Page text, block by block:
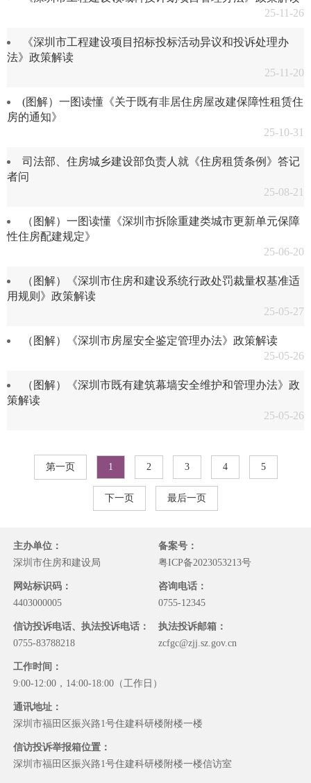
25-11-26
《深圳市工程建设项目招标投标活动异议和投诉处理办
法》政策解读
25-11-20
(图解）一图读懂《关于既有非居住房屋改建保障性租赁住
房的通知》
25-10-31
司法部、住房城乡建设部负责人就《住房租赁条例》答记
者问
25-08-21
（图解）一图读懂《深圳市拆除重建类城市更新单元保障
性住房配建规定》
25-06-20
（图解）《深圳市住房和建设系统行政处罚裁量权基准适
用规则》政策解读
25-05-27
（图解）《深圳市房屋安全鉴定管理办法》政策解读
25-05-26
（图解）《深圳市既有建筑幕墙安全维护和管理办法》政
策解读
25-05-26
第一页 1 2 3 4 5
下一页 最后一页
主办单位：
深圳市住房和建设局
备案号：
粤ICP备2023053213号
网站标识码：
4403000005
咨询电话：
0755-12345
信访投诉电话、执法投诉电话：
0755-83788218
执法投诉邮箱：
zcfgc@zjj.sz.gov.cn
工作时间：
9:00-12:00，14:00-18:00（工作日）
通讯地址：
深圳市福田区振兴路1号住建科研楼附楼一楼
信访投诉举报箱位置：
深圳市福田区振兴路1号住建科研楼附楼一楼信访室